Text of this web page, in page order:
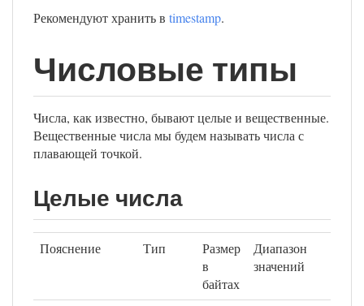
Рекомендуют хранить в timestamp.
Числовые типы
Числа, как известно, бывают целые и вещественные.
Вещественные числа мы будем называть числа с
плавающей точкой.
Целые числа
Пояснение Тип
Размер
в
байтах
Диапазон
значений